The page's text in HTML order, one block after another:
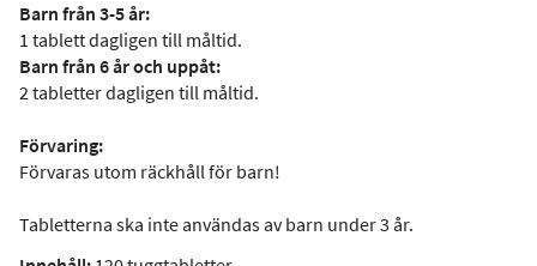
Barn från 3-5 år:
1 tablett dagligen till måltid.
Barn från 6 år och uppåt:
2 tabletter dagligen till måltid.
Förvaring:
Förvaras utom räckhåll för barn!
Tabletterna ska inte användas av barn under 3 år.